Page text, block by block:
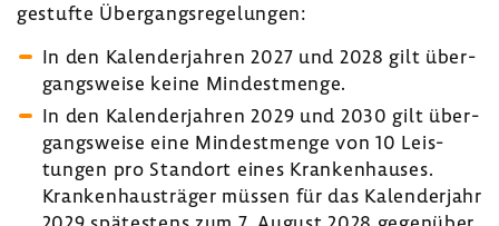
gestufte Über­gangs­re­ge­lungen:
In den Kalen­der­jahren 2027 und 2028 gilt über­
gangs­weise keine Mindest­menge.
In den Kalen­der­jahren 2029 und 2030 gilt über­
gangs­weise eine Mindest­menge von 10 Leis­
tungen pro Standort eines Kran­ken­hauses.
Kran­ken­haus­träger müssen für das Kalen­der­jahr